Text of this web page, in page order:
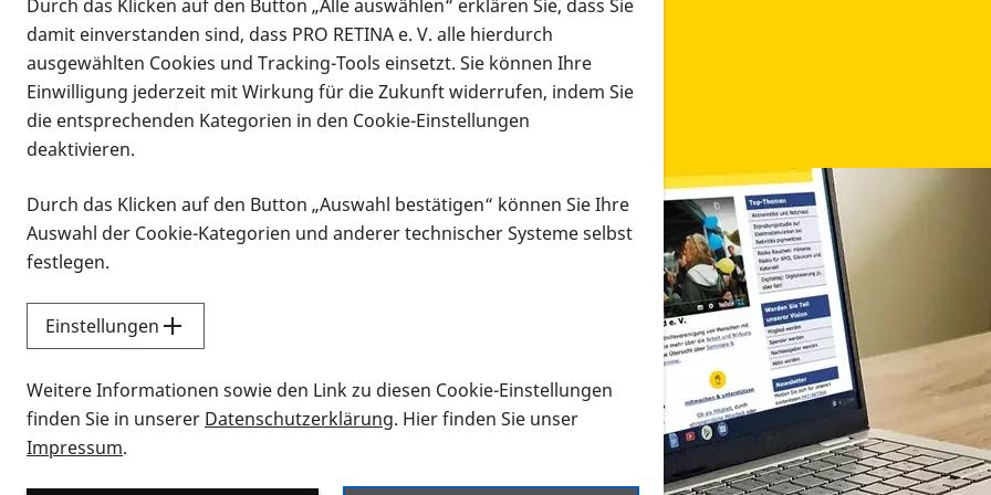
Infomaterial
Infomaterial
Vorlesen
Alle Infomaterialien in verschiedenen Formaten an
Sie möchten wissen, wie Sie nach Infonmaterial suchen und dieses bestellen bzw. herunterladen
Durch das Klicken auf den Button „Alle auswählen“ erklären Sie, dass Sie
damit einverstanden sind, dass PRO RETINA e. V. alle hierdurch
ausgewählten Cookies und Tracking-Tools einsetzt. Sie können Ihre
Einwilligung jederzeit mit Wirkung für die Zukunft widerrufen, indem Sie
die entsprechenden Kategorien in den Cookie-Einstellungen
deaktivieren.
Durch das Klicken auf den Button „Auswahl bestätigen“ können Sie Ihre
Auswahl der Cookie-Kategorien und anderer technischer Systeme selbst
festlegen.
Einstellungen
Weitere Informationen sowie den Link zu diesen Cookie-Einstellungen
finden Sie in unserer Datenschutzerklärung. Hier finden Sie unser
Impressum.